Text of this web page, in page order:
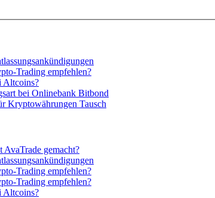
Trading empfehlen?
Altcoins?
bei Onlinebank Bitbond
Kryptowährungen Tausch
gemacht?
Trading empfehlen?
Trading empfehlen?
Altcoins?